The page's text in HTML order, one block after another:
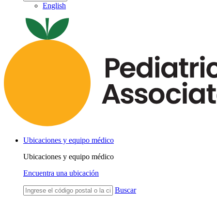
English
Ubicaciones y equipo médico
Ubicaciones y equipo médico
Encuentra una ubicación
Buscar